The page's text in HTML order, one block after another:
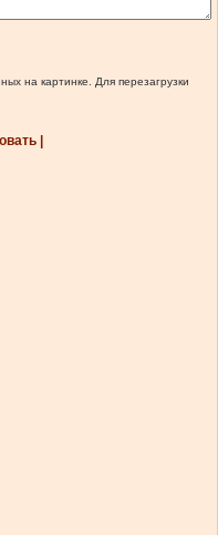
на картинке. Для перезагрузки
|